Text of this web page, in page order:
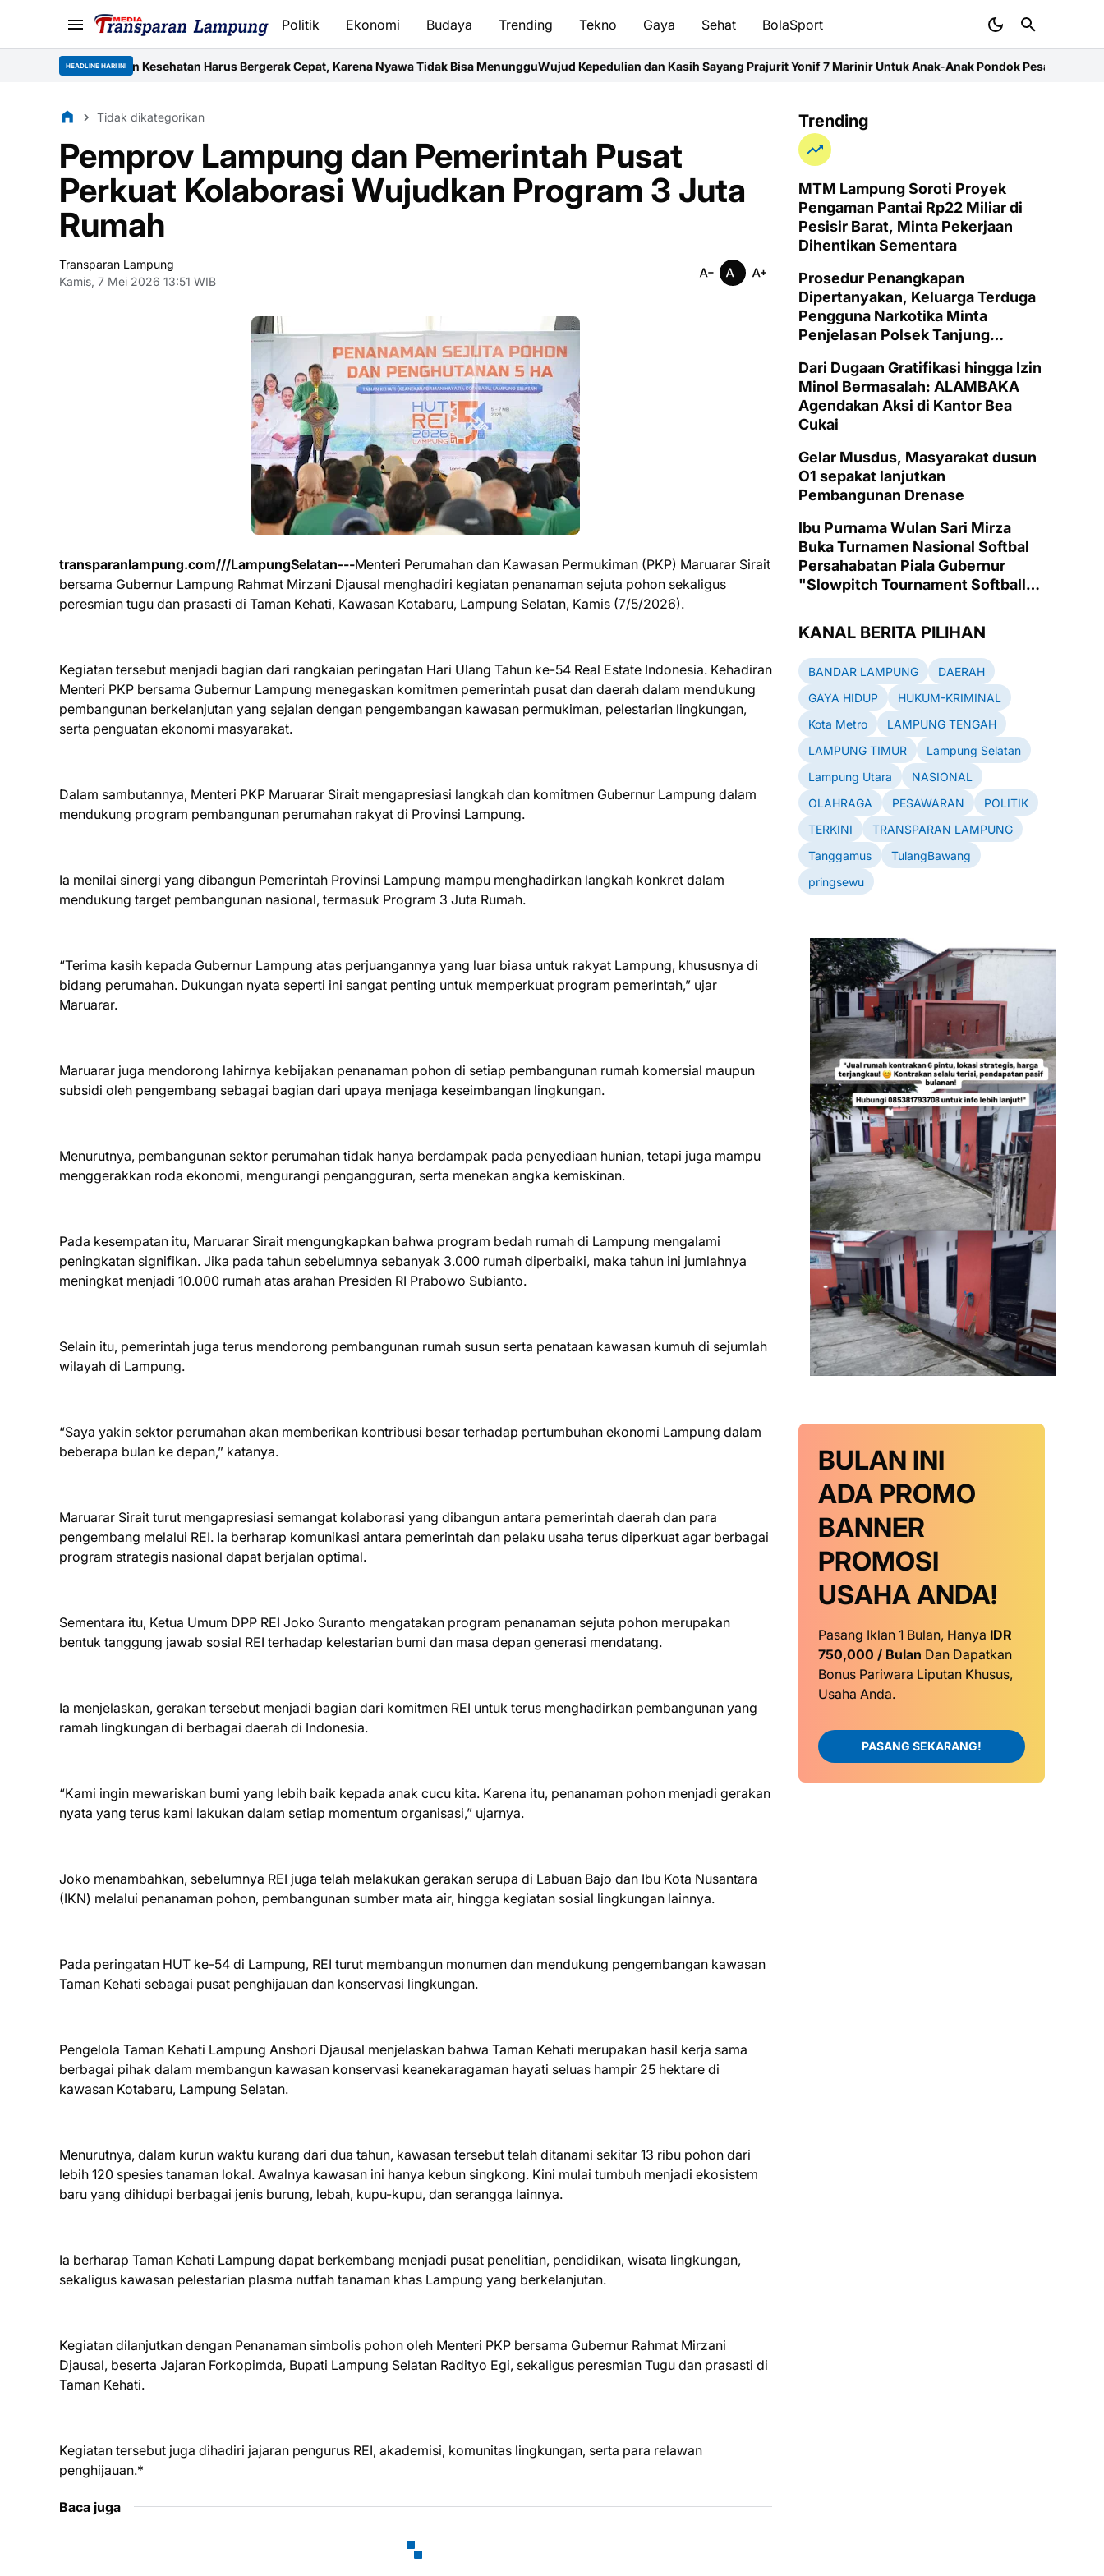
Politik Ekonomi Budaya Trending Tekno Gaya Sehat BolaSport
HEADLINE HARI INI
Kesehatan Harus Bergerak Cepat, Karena Nyawa Tidak Bisa MenungguWujud Kepedulian dan Kasih Sayang Prajurit Yonif 7 Marinir Untuk Anak-Anak Pondok Pesantren Nurul HudaKetum
Tidak dikategorikan
Pemprov Lampung dan Pemerintah Pusat
Perkuat Kolaborasi Wujudkan Program 3 Juta
Rumah
Transparan Lampung
Kamis, 7 Mei 2026 13:51 WIB
transparanlampung.com///LampungSelatan---Menteri Perumahan dan Kawasan Permukiman (PKP) Maruarar Sirait
bersama Gubernur Lampung Rahmat Mirzani Djausal menghadiri kegiatan penanaman sejuta pohon sekaligus
peresmian tugu dan prasasti di Taman Kehati, Kawasan Kotabaru, Lampung Selatan, Kamis (7/5/2026).
Kegiatan tersebut menjadi bagian dari rangkaian peringatan Hari Ulang Tahun ke-54 Real Estate Indonesia. Kehadiran
Menteri PKP bersama Gubernur Lampung menegaskan komitmen pemerintah pusat dan daerah dalam mendukung
pembangunan berkelanjutan yang sejalan dengan pengembangan kawasan permukiman, pelestarian lingkungan,
serta penguatan ekonomi masyarakat.
Dalam sambutannya, Menteri PKP Maruarar Sirait mengapresiasi langkah dan komitmen Gubernur Lampung dalam
mendukung program pembangunan perumahan rakyat di Provinsi Lampung.
Ia menilai sinergi yang dibangun Pemerintah Provinsi Lampung mampu menghadirkan langkah konkret dalam
mendukung target pembangunan nasional, termasuk Program 3 Juta Rumah.
“Terima kasih kepada Gubernur Lampung atas perjuangannya yang luar biasa untuk rakyat Lampung, khususnya di
bidang perumahan. Dukungan nyata seperti ini sangat penting untuk memperkuat program pemerintah,” ujar
Maruarar.
Maruarar juga mendorong lahirnya kebijakan penanaman pohon di setiap pembangunan rumah komersial maupun
subsidi oleh pengembang sebagai bagian dari upaya menjaga keseimbangan lingkungan.
Menurutnya, pembangunan sektor perumahan tidak hanya berdampak pada penyediaan hunian, tetapi juga mampu
menggerakkan roda ekonomi, mengurangi pengangguran, serta menekan angka kemiskinan.
Pada kesempatan itu, Maruarar Sirait mengungkapkan bahwa program bedah rumah di Lampung mengalami
peningkatan signifikan. Jika pada tahun sebelumnya sebanyak 3.000 rumah diperbaiki, maka tahun ini jumlahnya
meningkat menjadi 10.000 rumah atas arahan Presiden RI Prabowo Subianto.
Selain itu, pemerintah juga terus mendorong pembangunan rumah susun serta penataan kawasan kumuh di sejumlah
wilayah di Lampung.
“Saya yakin sektor perumahan akan memberikan kontribusi besar terhadap pertumbuhan ekonomi Lampung dalam
beberapa bulan ke depan,” katanya.
Maruarar Sirait turut mengapresiasi semangat kolaborasi yang dibangun antara pemerintah daerah dan para
pengembang melalui REI. Ia berharap komunikasi antara pemerintah dan pelaku usaha terus diperkuat agar berbagai
program strategis nasional dapat berjalan optimal.
Sementara itu, Ketua Umum DPP REI Joko Suranto mengatakan program penanaman sejuta pohon merupakan
bentuk tanggung jawab sosial REI terhadap kelestarian bumi dan masa depan generasi mendatang.
Ia menjelaskan, gerakan tersebut menjadi bagian dari komitmen REI untuk terus menghadirkan pembangunan yang
ramah lingkungan di berbagai daerah di Indonesia.
“Kami ingin mewariskan bumi yang lebih baik kepada anak cucu kita. Karena itu, penanaman pohon menjadi gerakan
nyata yang terus kami lakukan dalam setiap momentum organisasi,” ujarnya.
Joko menambahkan, sebelumnya REI juga telah melakukan gerakan serupa di Labuan Bajo dan Ibu Kota Nusantara
(IKN) melalui penanaman pohon, pembangunan sumber mata air, hingga kegiatan sosial lingkungan lainnya.
Pada peringatan HUT ke-54 di Lampung, REI turut membangun monumen dan mendukung pengembangan kawasan
Taman Kehati sebagai pusat penghijauan dan konservasi lingkungan.
Pengelola Taman Kehati Lampung Anshori Djausal menjelaskan bahwa Taman Kehati merupakan hasil kerja sama
berbagai pihak dalam membangun kawasan konservasi keanekaragaman hayati seluas hampir 25 hektare di
kawasan Kotabaru, Lampung Selatan.
Menurutnya, dalam kurun waktu kurang dari dua tahun, kawasan tersebut telah ditanami sekitar 13 ribu pohon dari
lebih 120 spesies tanaman lokal. Awalnya kawasan ini hanya kebun singkong. Kini mulai tumbuh menjadi ekosistem
baru yang dihidupi berbagai jenis burung, lebah, kupu-kupu, dan serangga lainnya.
Ia berharap Taman Kehati Lampung dapat berkembang menjadi pusat penelitian, pendidikan, wisata lingkungan,
sekaligus kawasan pelestarian plasma nutfah tanaman khas Lampung yang berkelanjutan.
Kegiatan dilanjutkan dengan Penanaman simbolis pohon oleh Menteri PKP bersama Gubernur Rahmat Mirzani
Djausal, beserta Jajaran Forkopimda, Bupati Lampung Selatan Radityo Egi, sekaligus peresmian Tugu dan prasasti di
Taman Kehati.
Kegiatan tersebut juga dihadiri jajaran pengurus REI, akademisi, komunitas lingkungan, serta para relawan
penghijauan.*
Baca juga
Trending
MTM Lampung Soroti Proyek
Pengaman Pantai Rp22 Miliar di
Pesisir Barat, Minta Pekerjaan
Dihentikan Sementara
Prosedur Penangkapan
Dipertanyakan, Keluarga Terduga
Pengguna Narkotika Minta
Penjelasan Polsek Tanjung
Dari Dugaan Gratifikasi hingga Izin
Minol Bermasalah: ALAMBAKA
Agendakan Aksi di Kantor Bea
Cukai
Gelar Musdus, Masyarakat dusun
O1 sepakat lanjutkan
Pembangunan Drenase
Ibu Purnama Wulan Sari Mirza
Buka Turnamen Nasional Softbal
Persahabatan Piala Gubernur
"Slowpitch Tournament Softball
Way Halim, Bandarlampung
KANAL BERITA PILIHAN
BANDAR LAMPUNG
DAERAH
GAYA HIDUP
HUKUM-KRIMINAL
Kota Metro
LAMPUNG TENGAH
LAMPUNG TIMUR
Lampung Selatan
Lampung Utara
NASIONAL
OLAHRAGA
PESAWARAN
POLITIK
TERKINI
TRANSPARAN LAMPUNG
Tanggamus
TulangBawang
pringsewu
BULAN INI
ADA PROMO
BANNER
PROMOSI
USAHA ANDA!
Pasang Iklan 1 Bulan, Hanya IDR
750,000 / Bulan Dan Dapatkan
Bonus Pariwara Liputan Khusus,
Usaha Anda.
PASANG SEKARANG!